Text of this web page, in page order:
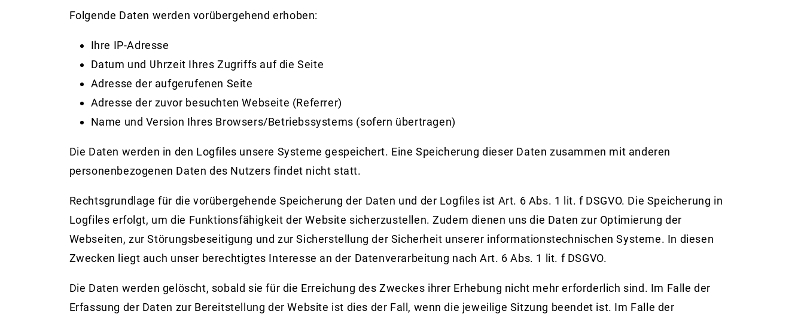
Folgende Daten werden vorübergehend erhoben:
Ihre IP-Adresse
Datum und Uhrzeit Ihres Zugriffs auf die Seite
Adresse der aufgerufenen Seite
Adresse der zuvor besuchten Webseite (Referrer)
Name und Version Ihres Browsers/Betriebssystems (sofern übertragen)
Die Daten werden in den Logfiles unsere Systeme gespeichert. Eine Speicherung dieser Daten zusammen mit anderen
personenbezogenen Daten des Nutzers findet nicht statt.
Rechtsgrundlage für die vorübergehende Speicherung der Daten und der Logfiles ist Art. 6 Abs. 1 lit. f DSGVO. Die Speicherung in
Logfiles erfolgt, um die Funktionsfähigkeit der Website sicherzustellen. Zudem dienen uns die Daten zur Optimierung der
Webseiten, zur Störungsbeseitigung und zur Sicherstellung der Sicherheit unserer informationstechnischen Systeme. In diesen
Zwecken liegt auch unser berechtigtes Interesse an der Datenverarbeitung nach Art. 6 Abs. 1 lit. f DSGVO.
Die Daten werden gelöscht, sobald sie für die Erreichung des Zweckes ihrer Erhebung nicht mehr erforderlich sind. Im Falle der
Erfassung der Daten zur Bereitstellung der Website ist dies der Fall, wenn die jeweilige Sitzung beendet ist. Im Falle der